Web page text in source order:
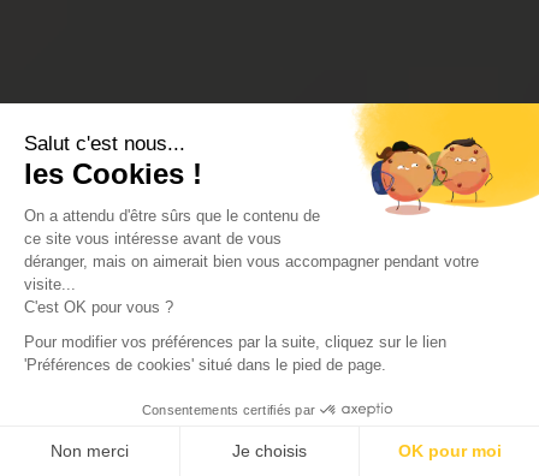
Salut c'est nous...
les Cookies !
On a attendu d'être sûrs que le contenu de
ce site vous intéresse avant de vous
déranger, mais on aimerait bien vous accompagner pendant votre
visite...
C'est OK pour vous ?
Pour modifier vos préférences par la suite, cliquez sur le lien
'Préférences de cookies' situé dans le pied de page.
Consentements certifiés par
Non merci Je choisis OK pour moi